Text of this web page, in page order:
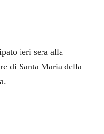
ieri sera alla
di Santa Maria della